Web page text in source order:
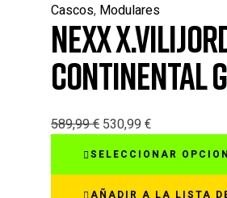
Cascos, Modulares
NEXX
CONTINENTAL
589,99€ 530,99 €
SELECCIONAR
AÑADIR A LA LISTA